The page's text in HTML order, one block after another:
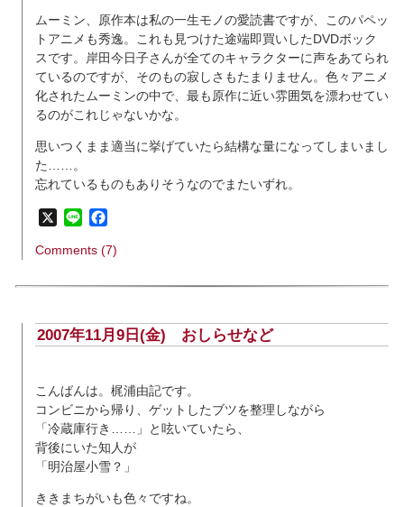
ムーミン、原作本は私の一生モノの愛読書ですが、このパペッ
トアニメも秀逸。これも見つけた途端即買いしたDVDボック
スです。岸田今日子さんが全てのキャラクターに声をあてられ
ているのですが、そのもの寂しさもたまりません。色々アニメ
化されたムーミンの中で、最も原作に近い雰囲気を漂わせてい
るのがこれじゃないかな。
思いつくまま適当に挙げていたら結構な量になってしまいまし
た……。
忘れているものもありそうなのでまたいずれ。
X Line
Comments (7)
2007年11月9日(金) おしらせなど
こんばんは。梶浦由記です。
コンビニから帰り、ゲットしたブツを整理しながら
「冷蔵庫行き……」と呟いていたら、
背後にいた知人が
「明治屋小雪？」
ききまちがいも色々ですね。